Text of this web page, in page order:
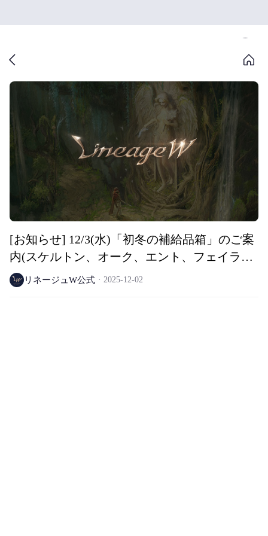
[お知らせ] 12/3(水)「初冬の補給品箱」のご案
内(スケルトン、オーク、エント、フェイラー
ワールド除外)
リネージュW公式 2025-12-02